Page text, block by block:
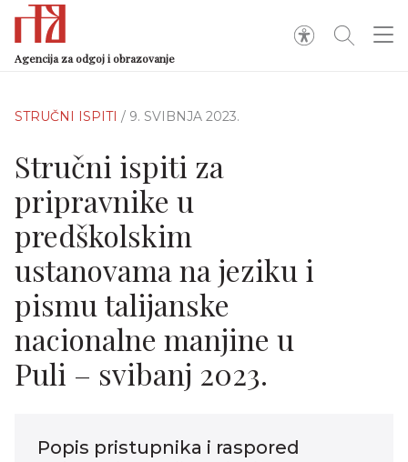
Agencija za odgoj i obrazovanje
STRUČNI ISPITI / 9. SVIBNJA 2023.
Stručni ispiti za
pripravnike u
predškolskim
ustanovama na jeziku i
pismu talijanske
nacionalne manjine u
Puli – svibanj 2023.
Popis pristupnika i raspored